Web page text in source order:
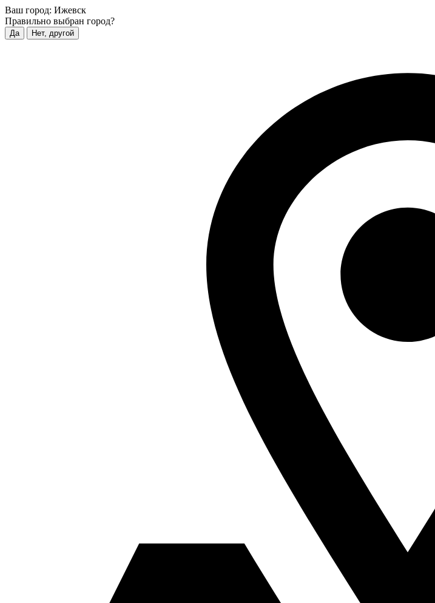
Ваш город: Ижевск
Правильно выбран город?
Да Нет, другой